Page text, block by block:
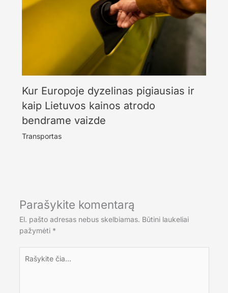
Kur Europoje dyzelinas pigiausias ir
kaip Lietuvos kainos atrodo
bendrame vaizde
Transportas
Parašykite komentarą
El. pašto adresas nebus skelbiamas. Būtini laukeliai
pažymėti *
čia...